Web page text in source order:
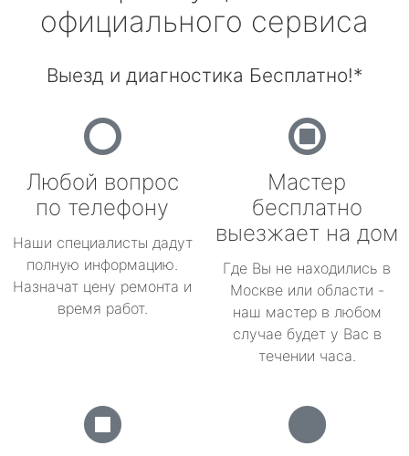
официального сервиса
Выезд и диагностика Бесплатно!*
Любой вопрос
по телефону
Наши специалисты дадут
полную информацию.
Назначат цену ремонта и
время работ.
Мастер
бесплатно
выезжает на дом
Где Вы не находились в
Москве или области -
наш мастер в любом
случае будет у Вас в
течении часа.